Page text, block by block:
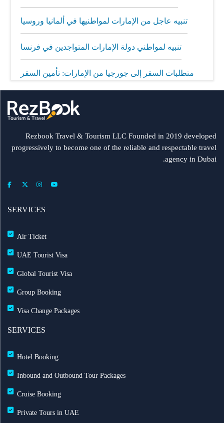
تنبيه عاجل من الإمارات لمواطنيها في ألمانيا وروسيا
تنبيه لمواطني دولة الإمارات المتواجدين في فرنسا
متطلبات السفر إلى جورجيا من الإمارات: تأمين السفر
إلزامي
مطار الشارقة يطلق رحلات مباشرة إلى ميونيخ عبر
فلاي دبي: تأخير بعض الرحلات بسبب الأحوال الجوية
عرض طيران الإمارات إلى دبي | عشاء بحري وزيارة فنية
طيران الإمارات تشغّل رحلاتها إلى بغداد
طيران الإمارات تطلق بطاقة إيميريتس آسيا باس لرحلات
متعددة
رحلات الشارقة إلى لندن مباشرة مع العربية للطيران
Rezbook Travel & Tourism LLC Founded in 2019 developed
progressively to become one of the reliable and respectable travel
agency in Dubai.
SERVICES
Air Ticket
UAE Tourist Visa
Global Tourist Visa
Group Booking
Visa Change Packages
SERVICES
Hotel Booking
Inbound and Outbound Tour Packages
Cruise Booking
Private Tours in UAE